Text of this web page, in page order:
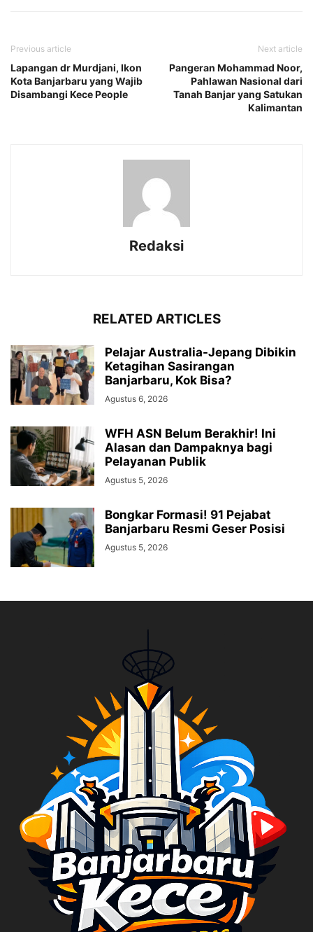
Previous article
Lapangan dr Murdjani, Ikon
Kota Banjarbaru yang Wajib
Disambangi Kece People
Next article
Pangeran Mohammad Noor,
Pahlawan Nasional dari
Tanah Banjar yang Satukan
Kalimantan
Redaksi
RELATED ARTICLES
Pelajar Australia-Jepang Dibikin
Ketagihan Sasirangan
Banjarbaru, Kok Bisa?
Agustus 6, 2026
WFH ASN Belum Berakhir! Ini
Alasan dan Dampaknya bagi
Pelayanan Publik
Agustus 5, 2026
Bongkar Formasi! 91 Pejabat
Banjarbaru Resmi Geser Posisi
Agustus 5, 2026